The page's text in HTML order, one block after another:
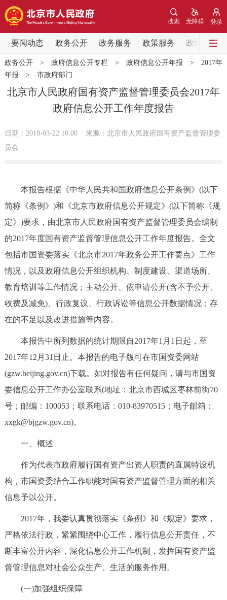
登录
无障碍
搜索
要闻动态 政务公开 政务服务 政策服务 政民互动
要闻动态
党中央精神 国务院信息 中央部委动态
北京要闻 会议信息 部门动态
政务公开
政策兑现 政策解读 回应关切
决策公开 专题公开
政务服务
个人服务 法人服务 部门服务
便民服务 利企服务
中介服务 阳光政务
政民互动
12345网上接诉即办 我要咨询 我要建议
走进北京
北京概况 十六区概览 人文北京
绿色北京 图说北京 视频北京
多语种
ENGLISH 한국어
政务公开> 政府信息公开专栏> 政府信息公开年报 > 2017年
年报 > 市政府部门
北京市人民政府国有资产监督管理委员会2017年
政府信息公开工作年度报告
日期：2018-03-22 10:00
来源：北京市人民政府国有资产监督管理委
员会
本报告根据《中华人民共和国政府信息公开条例》(以下
简称《条例》)和《北京市政府信息公开规定》(以下简称《规
定》)要求，由北京市人民政府国有资产监督管理委员会编制
的2017年度国有资产监督管理信息公开工作年度报告。全文
包括市国资委落实《北京市2017年政务公开工作要点》工作
情况，以及政府信息公开组织机构、制度建设、渠道场所、
教育培训等工作情况；主动公开、依申请公开(含不予公开、
收费及减免)、行政复议、行政诉讼等信息公开数据情况；存
在的不足以及改进措施等内容。
本报告中所列数据的统计期限自2017年1月1日起，至
2017年12月31日止。本报告的电子版可在市国资委网站
(gzw.beijing.gov.cn)下载。如对报告有任何疑问，请与市国资
委信息公开工作办公室联系(地址：北京市西城区枣林前街70
号；邮编：100053；联系电话：010-83970515；电子邮箱：
xxgk@bjgzw.gov.cn)。
一、概述
作为代表市政府履行国有资产出资人职责的直属特设机
构，市国资委结合工作职能对国有资产监督管理方面的相关
信息予以公开。
2017年，我委认真贯彻落实《条例》和《规定》要求，
严格依法行政，紧紧围绕中心工作，履行信息公开责任，不
断丰富公开内容，深化信息公开工作机制，发挥国有资产监
督管理信息对社会公众生产、生活的服务作用。
(一)加强组织保障